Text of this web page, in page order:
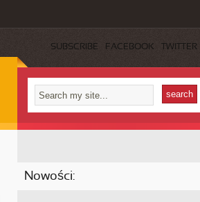
SUBSCRIBE FACEBOOK TWITTER
Nowości: